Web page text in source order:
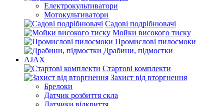
Електрокультиватори
Мотокультиватори
Садові подрібнювачі
Мойки високого тиску
Промислові пилосмоки
Драбини, підмостки
AJAX
Стартові комплекти
Захист від вторгнення
Брелоки
Датчик розбиття скла
Датчики відкриття